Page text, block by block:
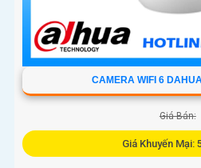
CAMERA WIFI 6
Giá Bán:
Giá Khuyến Mại: